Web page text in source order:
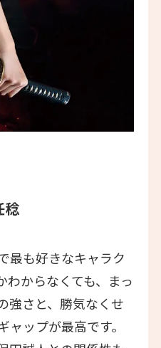
稔
最も好きなキャラク
わからなくても、まっ
強さと、勝気なくせ
ップが最高です。